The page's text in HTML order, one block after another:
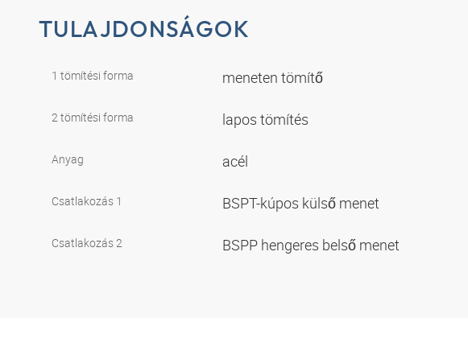
TULAJDONSÁGOK
1 tömítési forma meneten tömítő
2 tömítési forma lapos tömítés
Anyag acél
Csatlakozás 1 BSPT-kúpos külső menet
Csatlakozás 2 BSPP hengeres belső menet